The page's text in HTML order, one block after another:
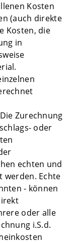
Kosten
(auch direkte
Kosten, die
in
Zurechnung
oder
echten und
werden. Echte
- können
oder alle
i.S.d.